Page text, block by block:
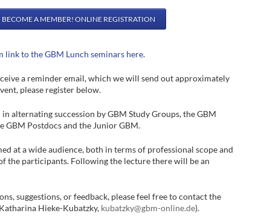
BECOME A MEMBER! ONLINE REGISTRATION
link to the GBM Lunch seminars here.
a reminder email, which we will send out approximately
please register below.
alternating succession by GBM Study Groups, the GBM
GBM Postdocs and the Junior GBM.
at a wide audience, both in terms of professional scope and
the participants. Following the lecture there will be an
suggestions, or feedback, please feel free to contact the
Hieke-Kubatzky, kubatzky@gbm-online.de).